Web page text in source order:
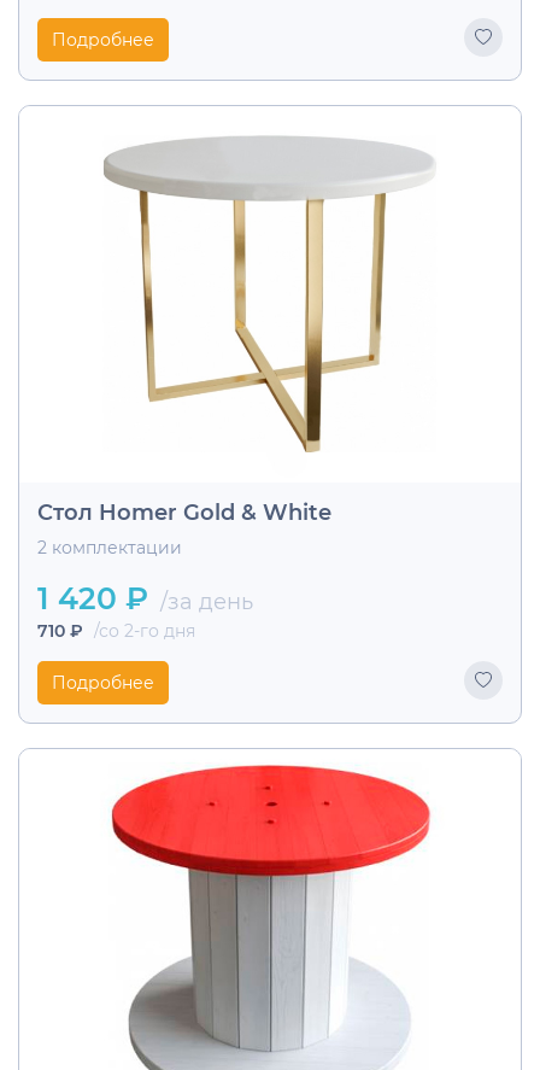
Подробнее
Стол Homer Gold & White
2 комплектации
1 420 ₽ /за день
710 ₽ /со 2-го дня
Подробнее